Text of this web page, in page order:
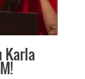
Karla